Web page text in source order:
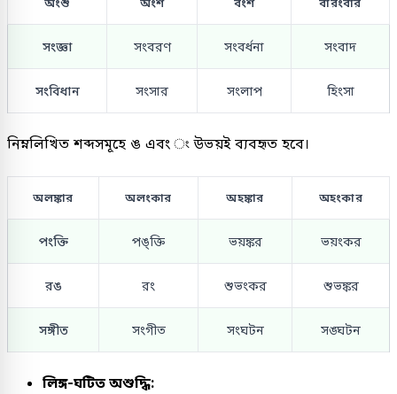
সংজ্ঞা সংবরণ সংবর্ধনা সংবাদ
সংবিধান সংসার সংলাপ হিংসা
নিম্নলিখিত শব্দসমূহে ঙ এবং ং উভয়ই ব্যবহৃত হবে।
অলঙ্কার অলংকার অহঙ্কার অহংকার
পংক্তি পঙ্ক্তি ভয়ঙ্কর ভয়ংকর
রঙ রং শুভংকর শুভঙ্কর
সঙ্গীত সংগীত সংঘটন সঙ্ঘটন
লিঙ্গ-ঘটিত অশুদ্ধি: